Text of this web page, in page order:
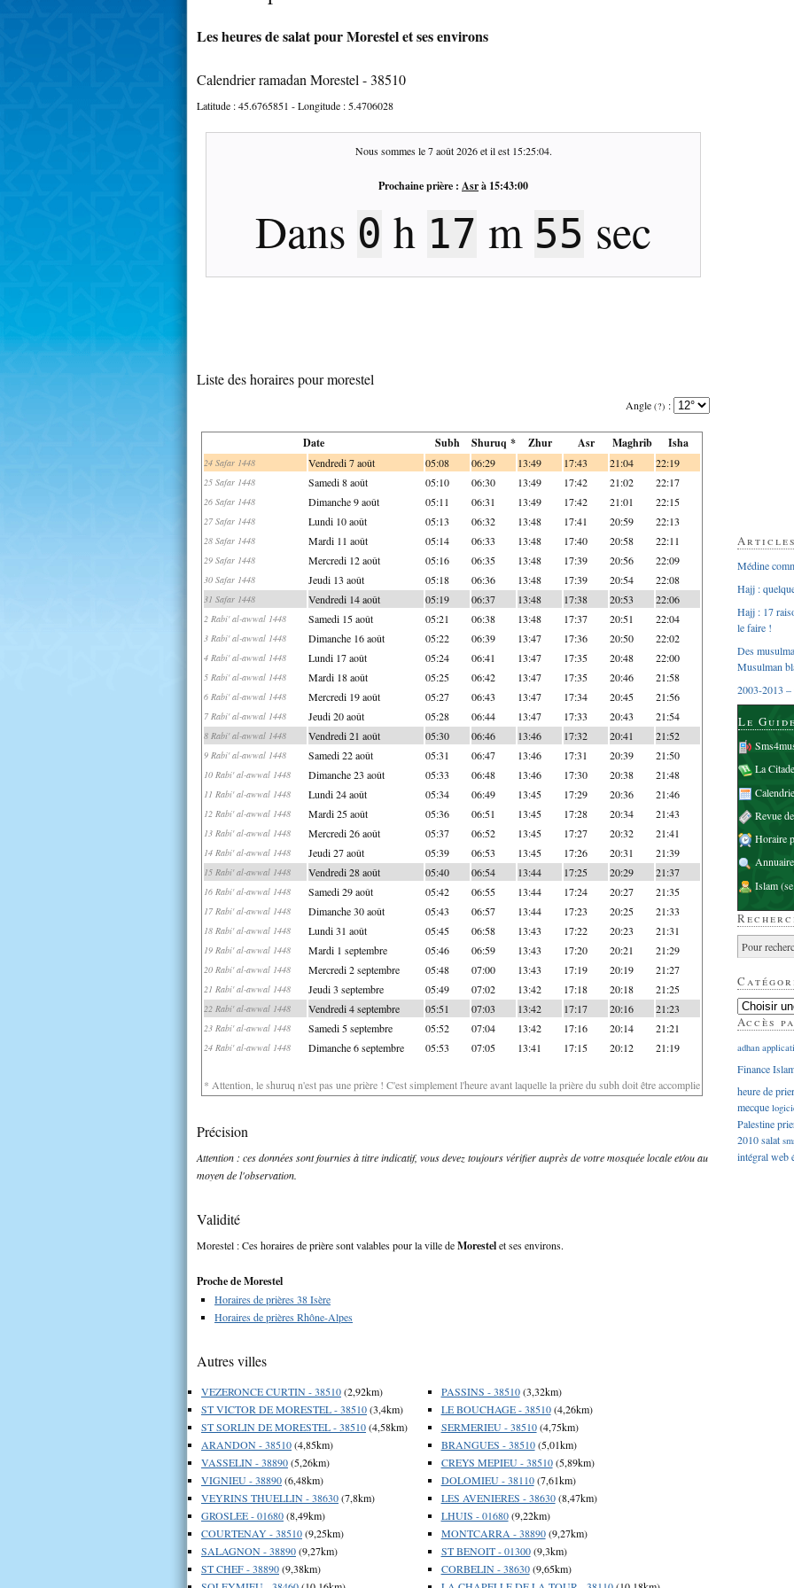
Les heures de salat pour Morestel et ses environs
Calendrier ramadan Morestel - 38510
Latitude :45.6765851 - Longitude : 5.4706028
Nous sommes le7 août 2026et il est 15:25:05.
Prochaine prière : Asrà 15:43:00
Dans 0 h 17 m 54 sec
Liste des horaires pour morestel
Angle (?) :
Date Subh Shuruq * Zhur Asr Maghrib Isha
24 Safar 1448 Vendredi 7 août 05:08 06:29 13:49 17:43 21:04 22:19
25 Safar 1448 Samedi 8 août 05:10 06:30 13:49 17:42 21:02 22:17
26 Safar 1448 Dimanche 9 août 05:11 06:31 13:49 17:42 21:01 22:15
27 Safar 1448 Lundi 10 août 05:13 06:32 13:48 17:41 20:59 22:13
28 Safar 1448 Mardi 11 août 05:14 06:33 13:48 17:40 20:58 22:11
29 Safar 1448 Mercredi 12 août 05:16 06:35 13:48 17:39 20:56 22:09
30 Safar 1448 Jeudi 13 août 05:18 06:36 13:48 17:39 20:54 22:08
31 Safar 1448 Vendredi 14 août 05:19 06:37 13:48 17:38 20:53 22:06
2 Rabi' al-awwal 1448 Samedi 15 août 05:21 06:38 13:48 17:37 20:51 22:04
3 Rabi' al-awwal 1448 Dimanche 16 août 05:22 06:39 13:47 17:36 20:50 22:02
4 Rabi' al-awwal 1448 Lundi 17 août 05:24 06:41 13:47 17:35 20:48 22:00
5 Rabi' al-awwal 1448 Mardi 18 août 05:25 06:42 13:47 17:35 20:46 21:58
6 Rabi' al-awwal 1448 Mercredi 19 août 05:27 06:43 13:47 17:34 20:45 21:56
7 Rabi' al-awwal 1448 Jeudi 20 août 05:28 06:44 13:47 17:33 20:43 21:54
8 Rabi' al-awwal 1448 Vendredi 21 août 05:30 06:46 13:46 17:32 20:41 21:52
9 Rabi' al-awwal 1448 Samedi 22 août 05:31 06:47 13:46 17:31 20:39 21:50
10 Rabi' al-awwal 1448 Dimanche 23 août 05:33 06:48 13:46 17:30 20:38 21:48
11 Rabi' al-awwal 1448 Lundi 24 août 05:34 06:49 13:45 17:29 20:36 21:46
12 Rabi' al-awwal 1448 Mardi 25 août 05:36 06:51 13:45 17:28 20:34 21:43
13 Rabi' al-awwal 1448 Mercredi 26 août 05:37 06:52 13:45 17:27 20:32 21:41
14 Rabi' al-awwal 1448 Jeudi 27 août 05:39 06:53 13:45 17:26 20:31 21:39
15 Rabi' al-awwal 1448 Vendredi 28 août 05:40 06:54 13:44 17:25 20:29 21:37
16 Rabi' al-awwal 1448 Samedi 29 août 05:42 06:55 13:44 17:24 20:27 21:35
17 Rabi' al-awwal 1448 Dimanche 30 août 05:43 06:57 13:44 17:23 20:25 21:33
18 Rabi' al-awwal 1448 Lundi 31 août 05:45 06:58 13:43 17:22 20:23 21:31
19 Rabi' al-awwal 1448 Mardi 1 septembre 05:46 06:59 13:43 17:20 20:21 21:29
20 Rabi' al-awwal 1448 Mercredi 2 septembre 05:48 07:00 13:43 17:19 20:19 21:27
21 Rabi' al-awwal 1448 Jeudi 3 septembre 05:49 07:02 13:42 17:18 20:18 21:25
22 Rabi' al-awwal 1448 Vendredi 4 septembre 05:51 07:03 13:42 17:17 20:16 21:23
23 Rabi' al-awwal 1448 Samedi 5 septembre 05:52 07:04 13:42 17:16 20:14 21:21
24 Rabi' al-awwal 1448 Dimanche 6 septembre 05:53 07:05 13:41 17:15 20:12 21:19
* Attention, le shuruq n'est pas une prière ! C'est simplement l'heure avant laquelle la prière du subh doit être accomplie
Précision
Attention : ces données sont fournies à titre indicatif, vous devez toujours vérifier auprès de votre mosquée locale et/ou au
moyen de l'observation.
Validité
Morestel : Ces horaires de prière sont valables pour la ville deMorestelet ses environs.
Proche de Morestel
Horaires de prières 38 Isère
Horaires de prières Rhône-Alpes
Autres villes
VEZERONCE CURTIN - 38510(2,92km)
ST VICTOR DE MORESTEL - 38510(3,4km)
ST SORLIN DE MORESTEL - 38510(4,58km)
ARANDON - 38510(4,85km)
VASSELIN - 38890(5,26km)
VIGNIEU - 38890(6,48km)
VEYRINS THUELLIN - 38630(7,8km)
GROSLEE - 01680(8,49km)
COURTENAY - 38510(9,25km)
SALAGNON - 38890(9,27km)
ST CHEF - 38890(9,38km)
PASSINS - 38510(3,32km)
LE BOUCHAGE - 38510(4,26km)
SERMERIEU - 38510(4,75km)
BRANGUES - 38510(5,01km)
CREYS MEPIEU - 38510(5,89km)
DOLOMIEU - 38110(7,61km)
LES AVENIERES - 38630(8,47km)
LHUIS - 01680(9,22km)
MONTCARRA - 38890(9,27km)
ST BENOIT - 01300(9,3km)
CORBELIN - 38630(9,65km)
Médine
Hajj :
Hajj : 17
le faire !
Des
Musulman
2003-2013 –
Le
La
Revue
Horaire
Islam
Accès
adhan
Finance
heure de
mecque
Palestine
2010salat
intégralweb